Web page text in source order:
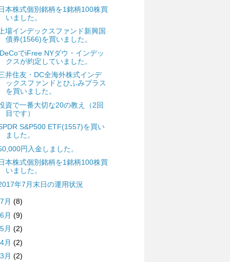
本株式個別銘柄を1銘柄100株買
いました。
場インデックスファンド新興国
債券(1566)を買いました。
でiFree NYダウ・インデッ
クスが約定していました。
井住友・DC全海外株式インデ
ックスファンドとひふみプラス
を買いました。
資で一番大切な20の教え（2回
目です）
S&P500 ETF(1557)を買い
ました。
円入金しました。
本株式個別銘柄を1銘柄100株買
いました。
年7月末日の運用状況
7月 (8)
6月 (9)
5月 (2)
4月 (2)
3月 (2)